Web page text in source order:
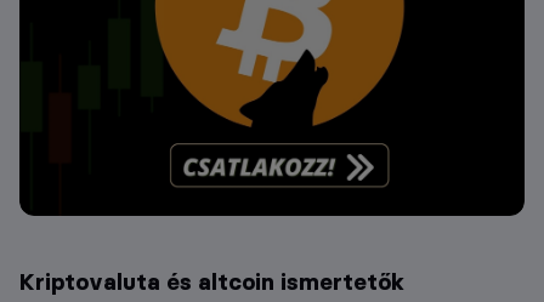
Kriptovaluta és altcoin ismertetők